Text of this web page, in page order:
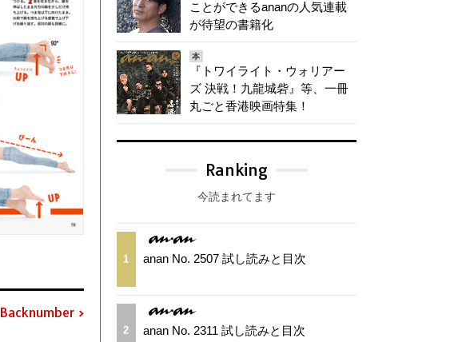
Backnumber
ことができるananの人気連載
が待望の書籍化
本
『トワイライト・ウォリアー
ズ 決戦！九龍城砦』等、一冊
丸ごと香港映画特集！
Ranking
今読まれてます
1 anan No. 2507 試し読みと目次
2 anan No. 2311 試し読みと目次